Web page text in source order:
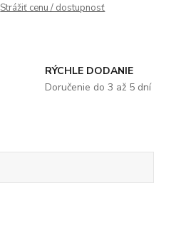
Strážiť cenu / dostupnosť
RÝCHLE DODANIE
Doručenie do 3 až 5 dní